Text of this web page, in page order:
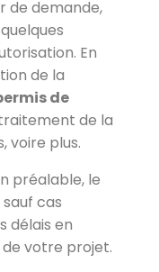
de demande,
En
de la
de
de la
voire plus.
préalable, le
cas
délais en
votre projet.